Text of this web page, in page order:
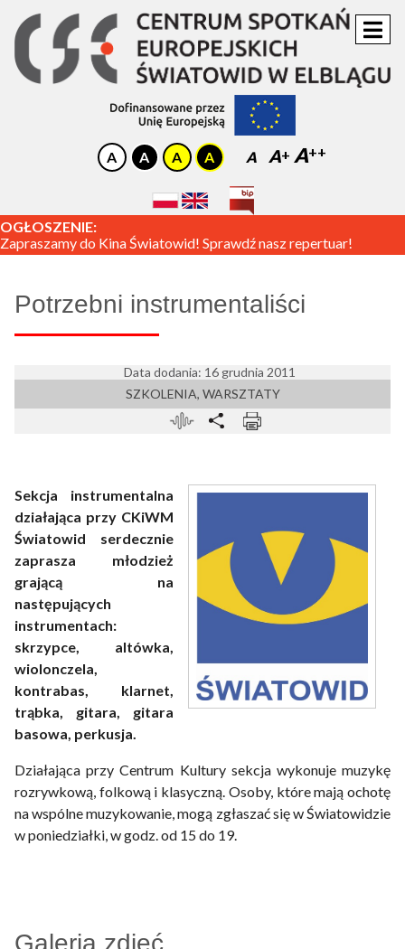
A A A
OGŁOSZENIE:
Zapraszamy do Kina Światowid! Sprawdź nasz repertuar!
Potrzebni instrumentaliści
Data dodania: 16 grudnia 2011
SZKOLENIA, WARSZTATY
Sekcja instrumentalna
działająca przy CKiWM
Światowid serdecznie
zaprasza młodzież
grającą na
następujących
instrumentach:
skrzypce, altówka,
wiolonczela,
kontrabas, klarnet,
trąbka, gitara, gitara
basowa, perkusja.
Działająca przy Centrum Kultury sekcja wykonuje muzykę
rozrywkową, folkową i klasyczną. Osoby, które mają ochotę
na wspólne muzykowanie, mogą zgłaszać się w Światowidzie
w poniedziałki, w godz. od 15 do 19.
Galeria zdjęć